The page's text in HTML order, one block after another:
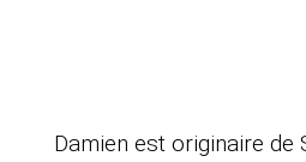
Damien est originaire de